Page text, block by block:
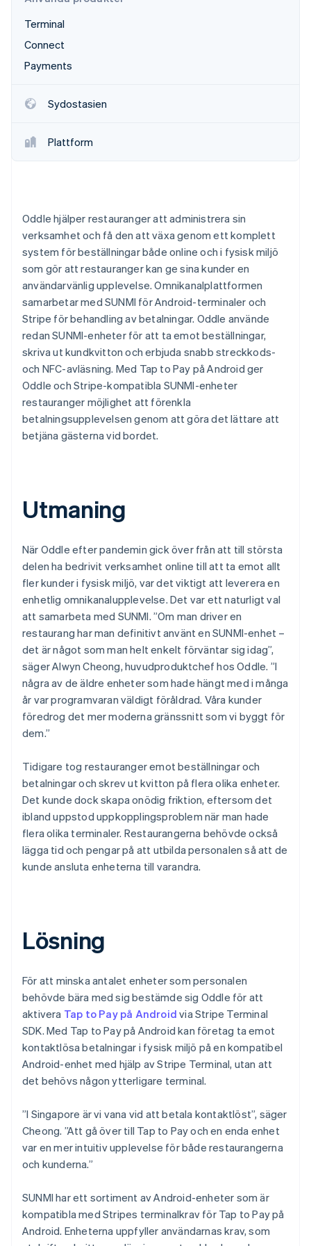
Identitetsverifiering online
Terminal
Connect
Payments
Sydostasien
Plattform
Oddle hjälper restauranger att administrera sin
verksamhet och få den att växa genom ett komplett
system för beställningar både online och i fysisk miljö
som gör att restauranger kan ge sina kunder en
användarvänlig upplevelse. Omnikanalplattformen
samarbetar med SUNMI för Android-terminaler och
Stripe för behandling av betalningar. Oddle använde
redan SUNMI-enheter för att ta emot beställningar,
skriva ut kundkvitton och erbjuda snabb streckkods-
och NFC-avläsning. Med Tap to Pay på Android ger
Oddle och Stripe-kompatibla SUNMI-enheter
restauranger möjlighet att förenkla
betalningsupplevelsen genom att göra det lättare att
betjäna gästerna vid bordet.
Utmaning
När Oddle efter pandemin gick över från att till största
delen ha bedrivit verksamhet online till att ta emot allt
fler kunder i fysisk miljö, var det viktigt att leverera en
enhetlig omnikanalupplevelse. Det var ett naturligt val
att samarbeta med SUNMI. ”Om man driver en
restaurang har man definitivt använt en SUNMI-enhet –
det är något som man helt enkelt förväntar sig idag”,
säger Alwyn Cheong, huvudproduktchef hos Oddle. ”I
några av de äldre enheter som hade hängt med i många
år var programvaran väldigt föråldrad. Våra kunder
föredrog det mer moderna gränssnitt som vi byggt för
dem.”
Tidigare tog restauranger emot beställningar och
betalningar och skrev ut kvitton på flera olika enheter.
Det kunde dock skapa onödig friktion, eftersom det
ibland uppstod uppkopplingsproblem när man hade
flera olika terminaler. Restaurangerna behövde också
lägga tid och pengar på att utbilda personalen så att de
kunde ansluta enheterna till varandra.
Lösning
För att minska antalet enheter som personalen
behövde bära med sig bestämde sig Oddle för att
aktivera Tap to Pay på Android via Stripe Terminal
SDK. Med Tap to Pay på Android kan företag ta emot
kontaktlösa betalningar i fysisk miljö på en kompatibel
Android-enhet med hjälp av Stripe Terminal, utan att
det behövs någon ytterligare terminal.
”I Singapore är vi vana vid att betala kontaktlöst”, säger
Cheong. ”Att gå över till Tap to Pay och en enda enhet
var en mer intuitiv upplevelse för både restaurangerna
och kunderna.”
SUNMI har ett sortiment av Android-enheter som är
kompatibla med Stripes terminalkrav för Tap to Pay på
Android. Enheterna uppfyller användarnas krav, som